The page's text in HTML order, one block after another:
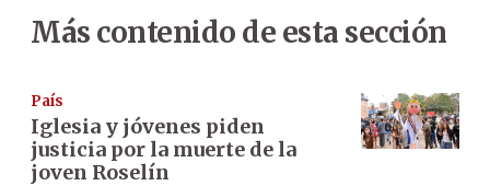
Más contenido de esta sección
País
Iglesia y jóvenes piden
justicia por la muerte de la
joven Roselín